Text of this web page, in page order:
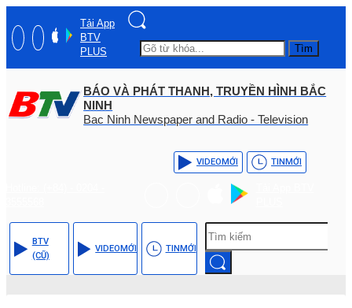
Tải App
BTV
PLUS
Tìm
BÁO VÀ PHÁT THANH, TRUYỀN HÌNH BẮC
NINH
Bac Ninh Newspaper and Radio - Television
VIDEOMỚI TINMỚI
BTV
(CŨ)
VIDEOMỚI TINMỚI